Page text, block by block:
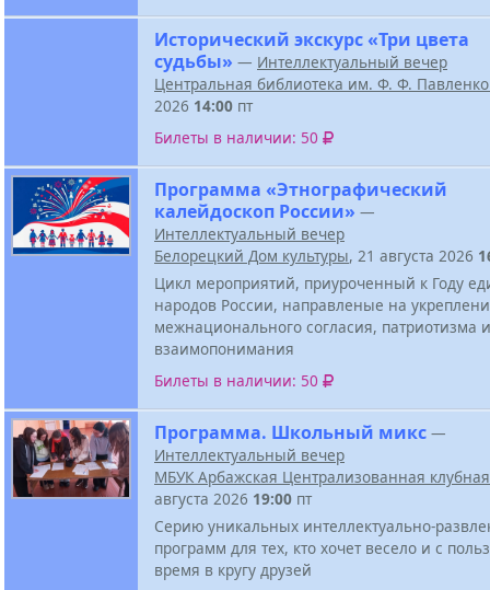
Исторический экскурс «Три цвета
судьбы» — Интеллектуальный вечер
Центральная библиотека им. Ф. Ф.
2026 14:00 пт
Билеты в наличии: 50
Программа «Этнографический
калейдоскоп России» —
Интеллектуальный вечер
Белорецкий Дом культуры, 21 августа 2026
Цикл мероприятий, приуроченный к Году
народов России, направленые на
межнационального согласия, патриотизма и
взаимопонимания
Билеты в наличии: 50
Программа. Школьный микс —
Интеллектуальный вечер
МБУК Арбажская Централизованная
августа 2026 19:00 пт
Серию уникальных интеллектуально-
программ для тех, кто хочет весело и с
время в кругу друзей